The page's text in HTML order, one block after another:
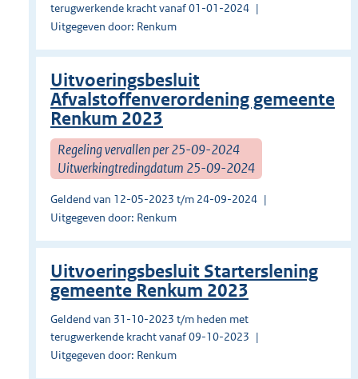
terugwerkende kracht vanaf 01-01-2024
Uitgegeven door: Renkum
Uitvoeringsbesluit
Afvalstoffenverordening gemeente
Renkum 2023
Regeling vervallen per 25-09-2024
Uitwerkingtredingdatum 25-09-2024
Geldend van 12-05-2023 t/m 24-09-2024
Uitgegeven door: Renkum
Uitvoeringsbesluit Starterslening
gemeente Renkum 2023
Geldend van 31-10-2023 t/m heden met
terugwerkende kracht vanaf 09-10-2023
Uitgegeven door: Renkum